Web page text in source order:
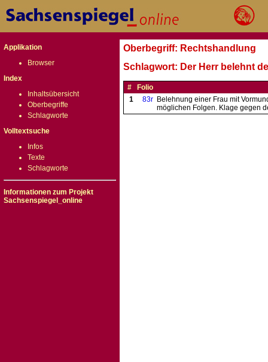
Applikation
Browser
Index
Inhaltsübersicht
Oberbegriffe
Schlagworte
Volltextsuche
Infos
Texte
Schlagworte
Informationen zum Projekt
Sachsenspiegel_online
Oberbegriff: Rechtshandlung
Schlagwort: Der Herr belehnt
#
Folio
1
83r Belehnung einer Frau mit
möglichen Folgen. Klage gegen